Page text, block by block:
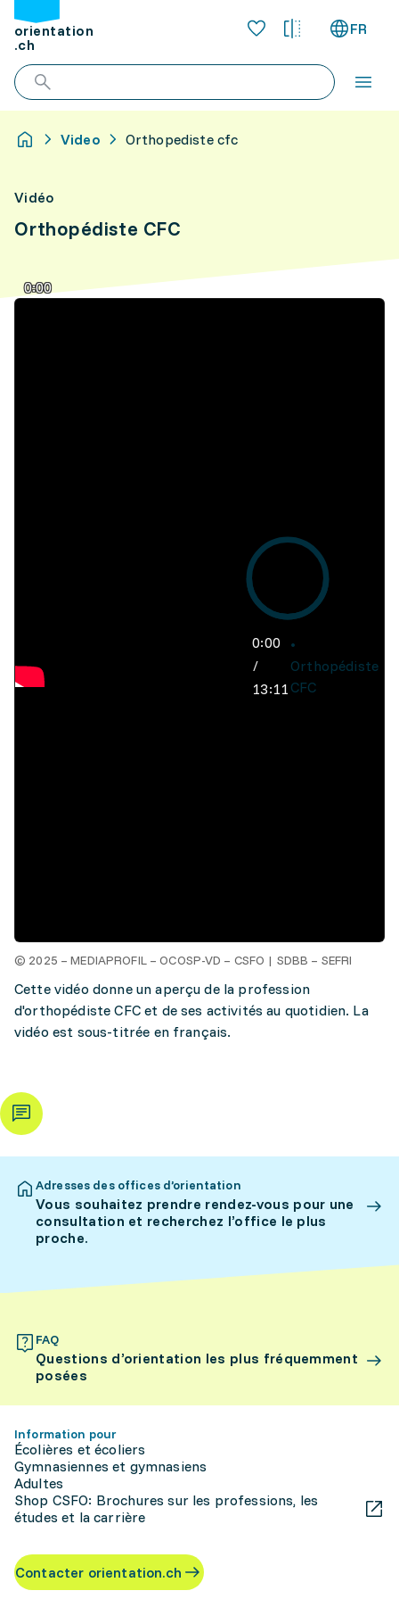
orientation
.ch
FR
Video Orthopediste cfc
Vidéo
Orthopédiste CFC
0:00
0:00
/
13:11
Orthopédiste
CFC
© 2025 – MEDIAPROFIL – OCOSP-VD – CSFO | SDBB – SEFRI
Cette vidéo donne un aperçu de la profession
d'orthopédiste CFC et de ses activités au quotidien. La
vidéo est sous-titrée en français.
Adresses des offices d’orientation
Vous souhaitez prendre rendez-vous pour une
consultation et recherchez l’office le plus
proche.
FAQ
Questions d’orientation les plus fréquemment
posées
Information pour
Écolières et écoliers
Gymnasiennes et gymnasiens
Adultes
Shop CSFO: Brochures sur les professions, les
études et la carrière
Contacter orientation.ch